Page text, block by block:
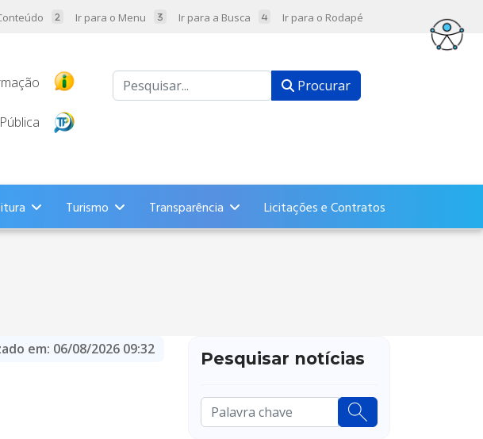
Ir para o Menu Ir para a Busca Ir para o Rodapé
Procurar Procurar
Turismo Transparência Licitações e Contratos
em: 06/08/2026 09:32 Pesquisar notícias
Pesquisar
...